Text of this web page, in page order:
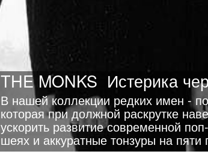
THE MONKS Истерика
В нашей коллекции редких имен -
которая при должной раскрутке
ускорить развитие современной
шеях и аккуратные тонзуры на